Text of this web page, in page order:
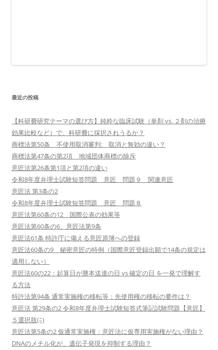
最近の投稿
【科研費研究テーマの選び方】純粋な臨床試験（単剤 vs. ２剤の治療
効果比較など）で、科研費に採択されうるか？
商標法第50条 不使用取消審判: 取消と無効の違い？
商標法第47条の第2項 地域団体商標の除斥
意匠法第26条第1項と第2項の違い
令和8年度弁理士試験短答問題 意匠 問題９ 関連意匠
意匠法 第3条の2
令和8年度弁理士試験短答問題 意匠 問題８
意匠法第60条の12 国際公表の効果等
意匠法第60条の6、意匠法第9条
意匠法61条 特許庁に備える意匠原簿への登録
意匠法60条の9 秘密意匠の特例（国際意匠登録出願で14条の規定は
適用しない）
意匠法60の22：起算日が謄本送達の日 vs 確定の日 を一発で理解す
る方法
特許法第94条 通常実施権の移転等：先使用権の移転の要件は？
意匠法 第29条の2 令和8年度弁理士試験短答式筆記試験問題【意匠】
５選択肢(ﾆ)
意匠法第5条の2 仮通常実施権：意匠法に仮専用実施権がない理由？
DNAのメチル化が、遺伝子発現を抑制する理由？